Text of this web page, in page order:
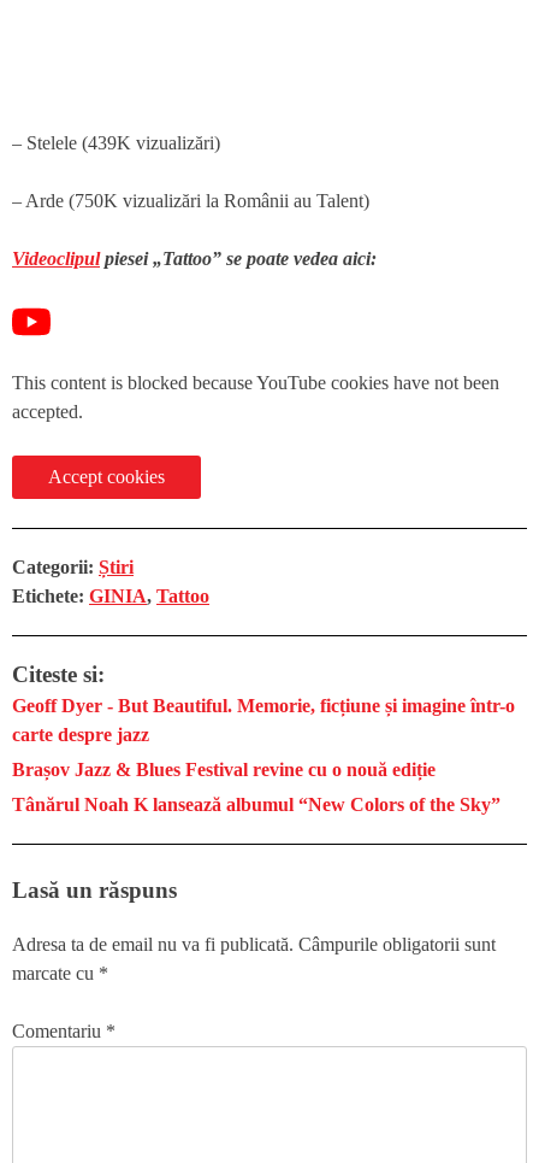
– Stelele (439K vizualizări)
– Arde (750K vizualizări la Românii au Talent)
Videoclipulpiesei „Tattoo” se poate vedea aici:
This content is blocked because YouTube cookies have not been
accepted.
Accept cookies
Categorii: Știri
Etichete: GINIA, Tattoo
Citeste si:
Geoff Dyer - But Beautiful. Memorie, ficțiune și imagine într-o
carte despre jazz
Brașov Jazz & Blues Festival revine cu o nouă ediție
Tânărul Noah K lansează albumul “New Colors of the Sky”
Lasă un răspuns
Adresa ta de email nu va fi publicată. Câmpurile obligatorii sunt
marcate cu *
Comentariu *